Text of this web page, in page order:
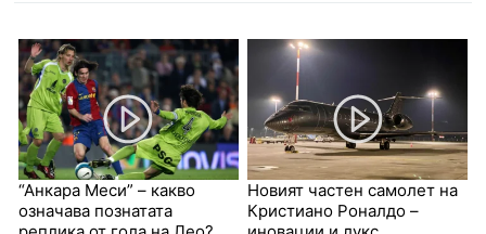
“Анкара Меси” – какво
означава познатата
Новият частен самолет на
Кристиано Роналдо –